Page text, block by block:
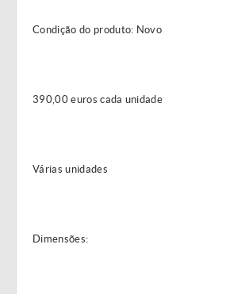
Condição do produto: Novo
390,00 euros cada unidade
Várias unidades
Dimensões: